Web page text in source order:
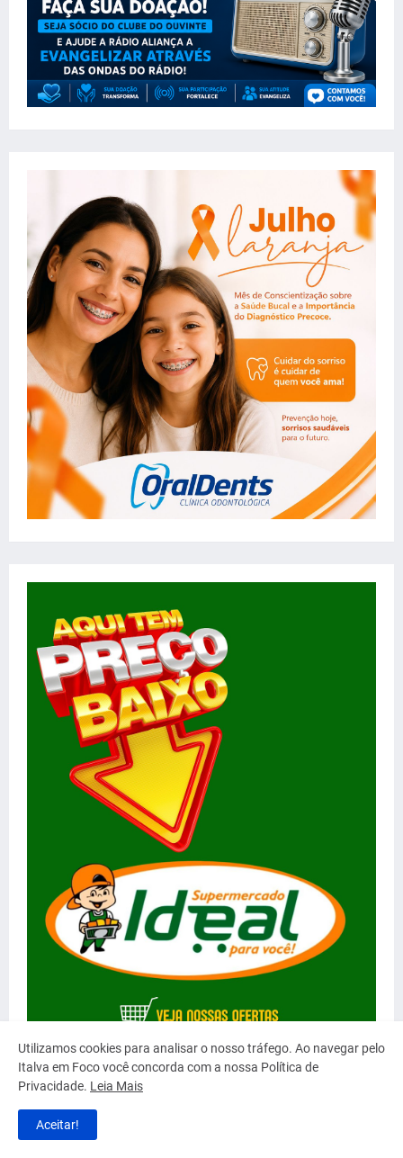
Utilizamos cookies para analisar o nosso tráfego. Ao navegar pelo
Italva em Foco você concorda com a nossa Política de
Privacidade. Leia Mais
Aceitar!